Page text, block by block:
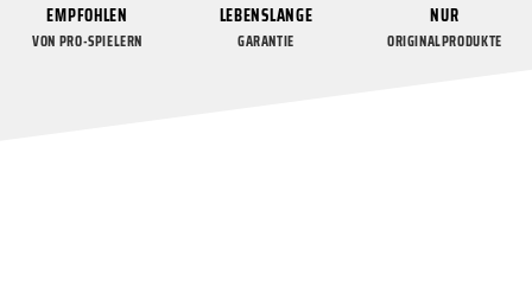
EMPFOHLEN
VON PRO-SPIELERN
LEBENSLANGE
GARANTIE
NUR
ORIGINALPRODUKTE